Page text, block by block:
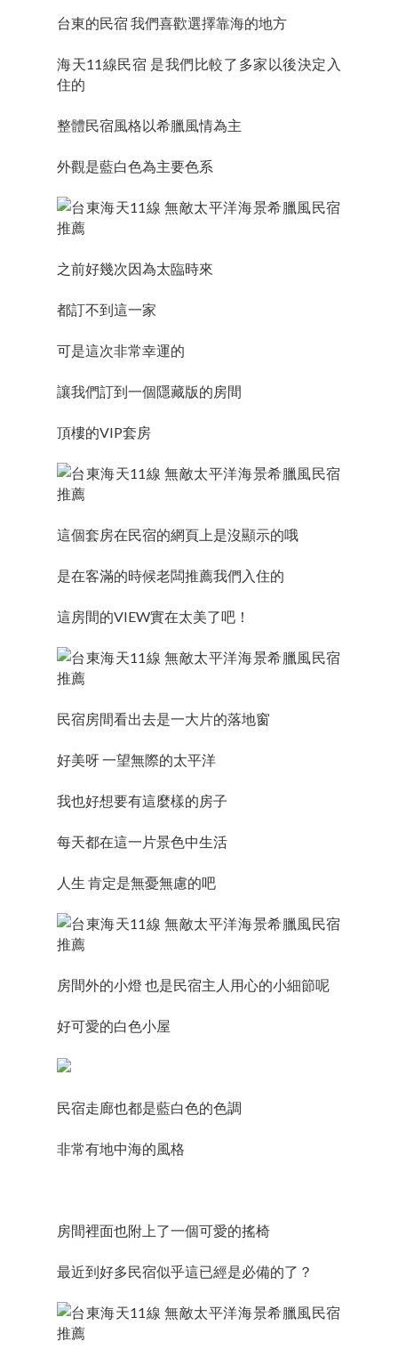
台東的民宿 我們喜歡選擇靠海的地方
海天11線民宿 是我們比較了多家以後決定入
住的
整體民宿風格以希臘風情為主
外觀是藍白色為主要色系
之前好幾次因為太臨時來
都訂不到這一家
可是這次非常幸運的
讓我們訂到一個隱藏版的房間
頂樓的VIP套房
這個套房在民宿的網頁上是沒顯示的哦
是在客滿的時候老闆推薦我們入住的
這房間的VIEW實在太美了吧！
民宿房間看出去是一大片的落地窗
好美呀 一望無際的太平洋
我也好想要有這麼樣的房子
每天都在這一片景色中生活
人生 肯定是無憂無慮的吧
房間外的小燈 也是民宿主人用心的小細節呢
好可愛的白色小屋
民宿走廊也都是藍白色的色調
非常有地中海的風格
房間裡面也附上了一個可愛的搖椅
最近到好多民宿似乎這已經是必備的了？